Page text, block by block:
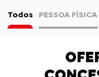
Todos PESSOA FÍSICA